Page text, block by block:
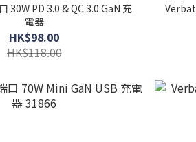
30W PD 3.0 & QC 3.0 GaN 充
電器
HK$98.00
HK$118.00